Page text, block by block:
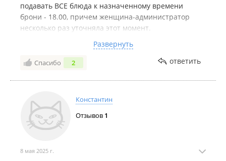
подавать ВСЕ блюда к назначенному времени
брони - 18.00, причем женщина-администратор
несколько раз уточняла этот момент.
выносить холодные закуски и салаты, в 18.15
закончили и на этом все. Даже холодные блюда не
Сказать, что мы недовольны - ничего не сказать.
в 19.10. мы целый час!!!!!! Час!!!! Ждали своего
заказа, который должен был быть подан сразу же к
нашему визиту! Бедные 12 человек сидели
недоумении - где наша еда?! Где все то, что мы
Развернуть
Спасибо 2 ответить
Константин
Отзывов 1
8 мая 2025 г.